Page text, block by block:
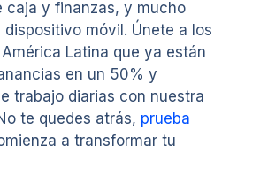
caja y finanzas, y mucho
móvil. Únete a los
Latina que ya están
en un 50% y
trabajo diarias con nuestra
te quedes atrás, prueba
a transformar tu